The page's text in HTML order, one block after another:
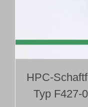
HPC-
Typ F427-